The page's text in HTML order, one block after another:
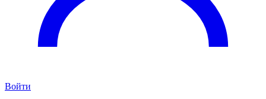
Войти